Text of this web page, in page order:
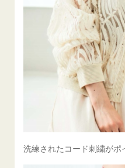
洗練されたコード刺繍が